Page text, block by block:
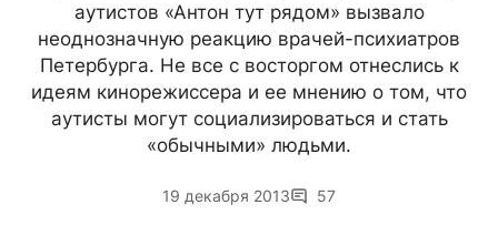
аутистов «Антон тут рядом» вызвало
неоднозначную реакцию врачей-психиатров
Петербурга. Не все с восторгом отнеслись к
идеям кинорежиссера и ее мнению о том, что
аутисты могут социализироваться и стать
«обычными» людьми.
19 декабря 2013 57